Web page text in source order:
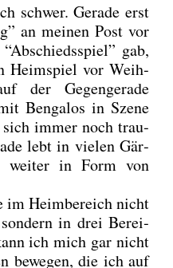
schwer. Gera­de erst
an mei­nen Post vor
gab,
Heim­spiel vor Weih­
der Gegen­ge­ra­de
Ben­ga­los in Sze­ne
sich immer noch trau­
lebt in vie­len Gär­
wei­ter in Form von
im Heim­be­reich nicht
in drei Berei­
ich mich gar nicht
bewe­gen, die ich auf